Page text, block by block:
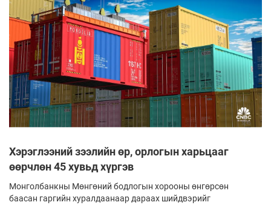
Хэрэглээний зээлийн өр, орлогын харьцааг
өөрчлөн 45 хувьд хүргэв
Монголбанкны Мөнгөний бодлогын хорооны өнгөрсөн
баасан гаргийн хуралдаанаар дараах шийд­вэрийг